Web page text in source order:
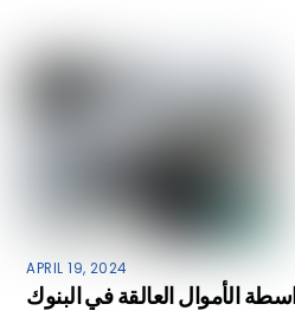
APRIL 19, 2024
الأموال العالقة في البنوك